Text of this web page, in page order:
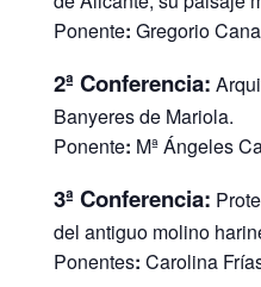
Ponente: Gregorio
2ª Conferencia:
Banyeres de Mariola.
Ponente: Mª Ángeles
3ª Conferencia:
del antiguo molino
Ponentes: Carolina